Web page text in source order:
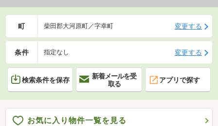
町 柴田郡大河原町／字幸町 変更する
条件 指定なし 変更する
検索条件を保存
新着メールを受
取る
アプリで探す
お気に入り物件一覧を見る